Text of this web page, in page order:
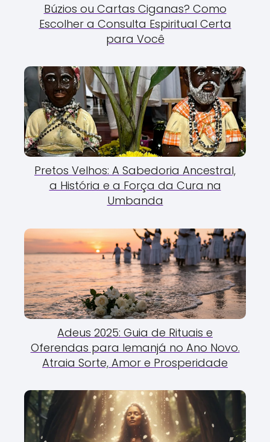
Búzios ou Cartas Ciganas? Como
Escolher a Consulta Espiritual Certa
para Você
Pretos Velhos: A Sabedoria Ancestral,
a História e a Força da Cura na
Umbanda
Adeus 2025: Guia de Rituais e
Oferendas para Iemanjá no Ano Novo.
Atraia Sorte, Amor e Prosperidade